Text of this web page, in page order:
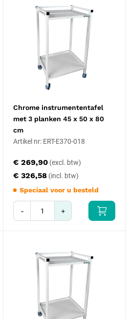
Chrome instrumententafel
met 3 planken 45 x 50 x 80
cm
Artikel nr: ERT-E370-018
€ 326,58
€ 269,90
Speciaal voor u besteld
- +